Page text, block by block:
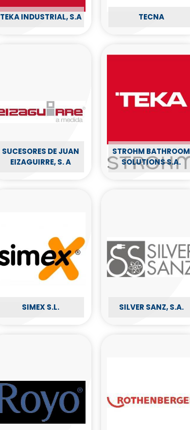
TEKA INDUSTRIAL, S.A TECNA
SUCESORES DE JUAN
EIZAGUIRRE, S. A
STROHM BATHROOM
SOLUTIONS S.A.
SIMEX S.L. SILVER SANZ, S.A.